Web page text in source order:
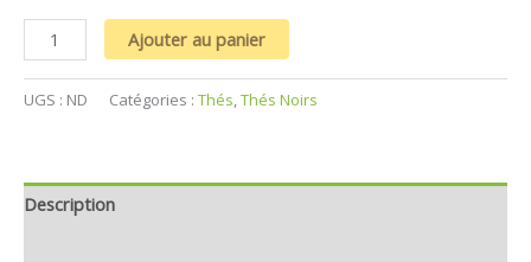
Ajouter au panier
UGS : ND Catégories : Thés,Thés Noirs
Description